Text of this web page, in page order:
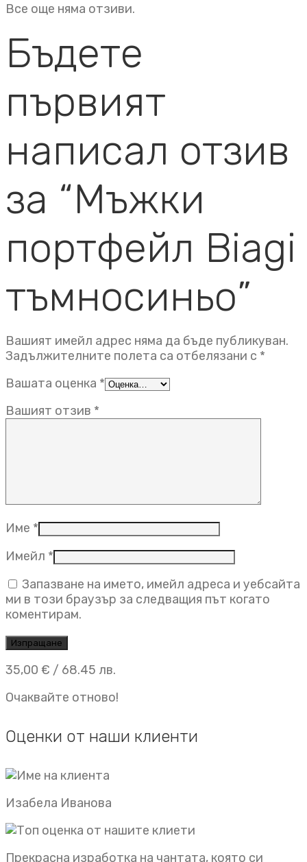
Все още няма отзиви.
Бъдете
първият
написал отзив
за “Мъжки
портфейл Biagi
тъмносиньо”
Вашият имейл адрес няма да бъде публикуван.
Задължителните полета са отбелязани с *
Вашата оценка *
Вашият отзив *
Име *
Имейл *
Запазване на името, имейл адреса и уебсайта
ми в този браузър за следващия път когато
коментирам.
35,00 € / 68.45 лв.
Очаквайте отново!
Оценки от наши клиенти
Изабела Иванова
Прекрасна изработка на чантата, която си